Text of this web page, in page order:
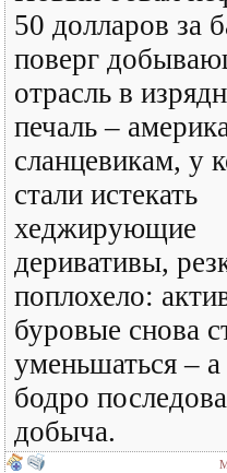
50 долларов за
поверг
отрасль в
печаль –
сланцевикам, у
стали истекать
хеджирующие
деривативы,
поплохело:
буровые снова
уменьшаться –
бодро
добыча.